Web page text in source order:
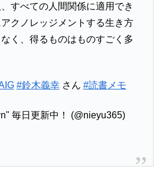
すべての人間関係に適用でき
クノレッジメントする生き方
く、得るものはものすごく多
#鈴木義幸さん #読書メモ
毎日更新中！ (@nieyu365)